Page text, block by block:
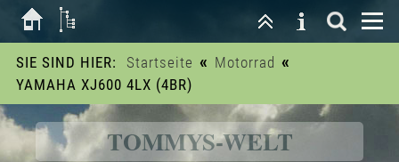
SIE SIND HIER: Startseite « Motorrad «
YAMAHA XJ600 4LX (4BR)
TOMMYS-WELT